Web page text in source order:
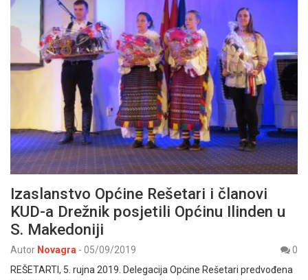
Izaslanstvo Općine Rešetari i članovi
KUD-a Drežnik posjetili Općinu Ilinden u
S. Makedoniji
Autor Novagra - 05/09/2019
0
REŠETARTI, 5. rujna 2019. Delegacija Općine Rešetari predvođena